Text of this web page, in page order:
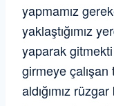
yapmamız
yaklaştığımız
yaparak
girmeye
aldığımız